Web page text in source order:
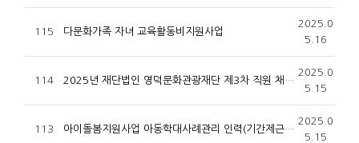
115 다문화가족 자녀 교육활동비지원사업
2025.0
5.16
114 2025년 재단법인 영덕문화관광재단 제3차 직원 채용 공고
2025.0
5.15
113 아이돌봄지원사업 아동학대사례관리 인력(기간제근로자) 1차 서류심사 합격자 발표 및 면접고사 시행 공고
2025.0
5.15